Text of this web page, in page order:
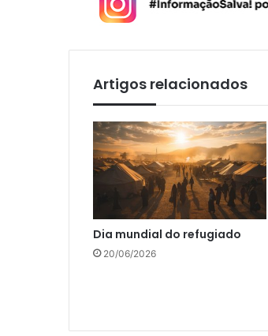
Artigos relacionados
Dia mundial do refugiado
20/06/2026